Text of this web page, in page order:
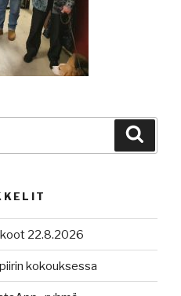
22.8.2026
kokouksessa